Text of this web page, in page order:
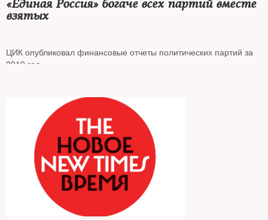
«Единая Россия» богаче всех партий вместе
взятых
ЦИК опубликовал финансовые отчеты политических партий за
2019 год